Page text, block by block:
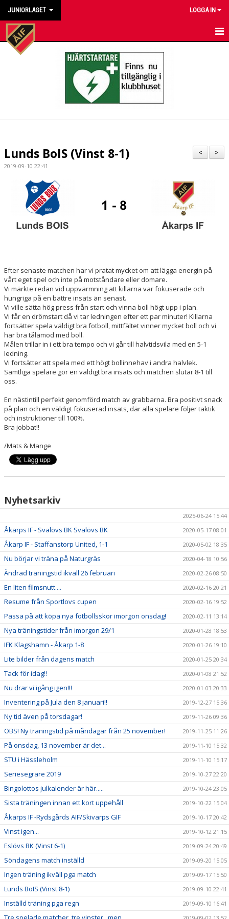
JUNIORLAGET LOGGA IN
HEM
BILDGALLERI
DOKUMENT
KONTAKT
>
<
Lunds BoIS (Vinst 8-1)
2019-09-10 22:41
Efter senaste matchen har vi pratat mycket om att lägga energin på
vårt eget spel och inte på motståndare eller domare.
Vi märkte redan vid uppvärmning att killarna var fokuserade och
hungriga på en bättre insats än senast.
Vi ville sätta hög press från start och vinna boll högt upp i plan.
Vi får en drömstart då vi tar ledningen efter ett par minuter! Killarna
fortsätter spela väldigt bra fotboll, mittfältet vinner mycket boll och vi
har bra tålamod med boll.
Målen trillar in i ett bra tempo och vi går till halvtidsvila med en 5-1
ledning.
Vi fortsätter att spela med ett högt bollinnehav i andra halvlek.
Samtliga spelare gör en väldigt bra insats och matchen slutar 8-1 till
oss.
En nästintill perfekt genomförd match av grabbarna. Bra positivt snack
på plan och en väldigt fokuserad insats, där alla spelare följer taktik
och instruktioner till 100%.
Bra jobbat!!
/Mats & Mange
Nyhetsarkiv
2025-06-24 15:44
Åkarps IF - Svalövs BK Svalövs BK 2020-05-17 08:01
Åkarp IF - Staffanstorp United, 1-1 2020-05-02 18:35
Nu börjar vi träna på Naturgräs 2020-04-18 10:56
Ändrad träningstid ikväll 26 februari 2020-02-26 08:50
En liten filmsnutt.... 2020-02-16 20:21
Resume från Sportlovs cupen 2020-02-16 19:52
Passa på att köpa nya fotbollsskor imorgon onsdag! 2020-02-11 13:14
Nya träningstider från imorgon 29/1 2020-01-28 18:53
IFK Klagshamn - Åkarp 1-8 2020-01-26 19:10
Lite bilder från dagens match 2020-01-25 20:34
Tack för idag!! 2020-01-08 21:52
Nu drar vi igång igen!!! 2020-01-03 20:33
Inventering på Jula den 8 januari!! 2019-12-27 15:36
Ny tid även på torsdagar! 2019-11-26 09:36
OBS! Ny träningstid på måndagar från 25 november! 2019-11-25 11:26
På onsdag, 13 november är det... 2019-11-10 15:32
STU i Hässleholm 2019-11-10 15:17
Seriesegrare 2019 2019-10-27 22:20
Bingolottos julkalender är här..... 2019-10-24 23:05
Sista träningen innan ett kort uppehåll 2019-10-22 15:04
Åkarps IF -Rydsgårds AIF/Skivarps GIF 2019-10-17 20:42
Vinst igen... 2019-10-12 21:15
Eslövs BK (Vinst 6-1) 2019-09-24 20:49
Söndagens match inställd 2019-09-20 15:05
Ingen träning ikväll pga match 2019-09-17 15:50
Lunds BoIS (Vinst 8-1) 2019-09-10 22:41
Inställd träning pga regn 2019-09-10 16:41